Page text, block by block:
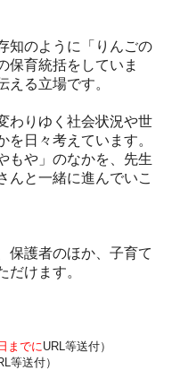
知のように「りんごの
保育統括をしていま
る立場です。
わりゆく社会状況や世
を日々考えています。
もや」のなかを、先生
んと一緒に進んでいこ
、保護者のほか、子育て
だけます。
までにURL等送付）
等送付）